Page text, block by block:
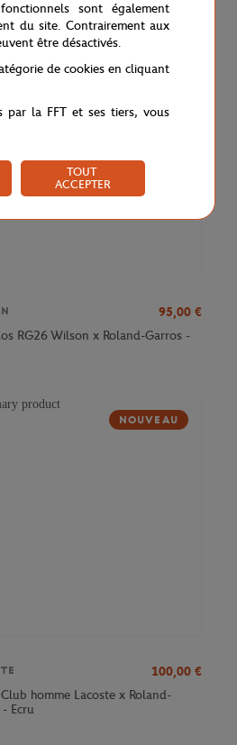
95,00 €
RG26 Wilson x Roland-Garros -
NOUVEAU
100,00 €
homme Lacoste x Roland-
Ecru
sont également
du site. Contrairement aux
être désactivés.
de cookies en cliquant
par la FFT et ses tiers, vous
TOUT
ACCEPTER